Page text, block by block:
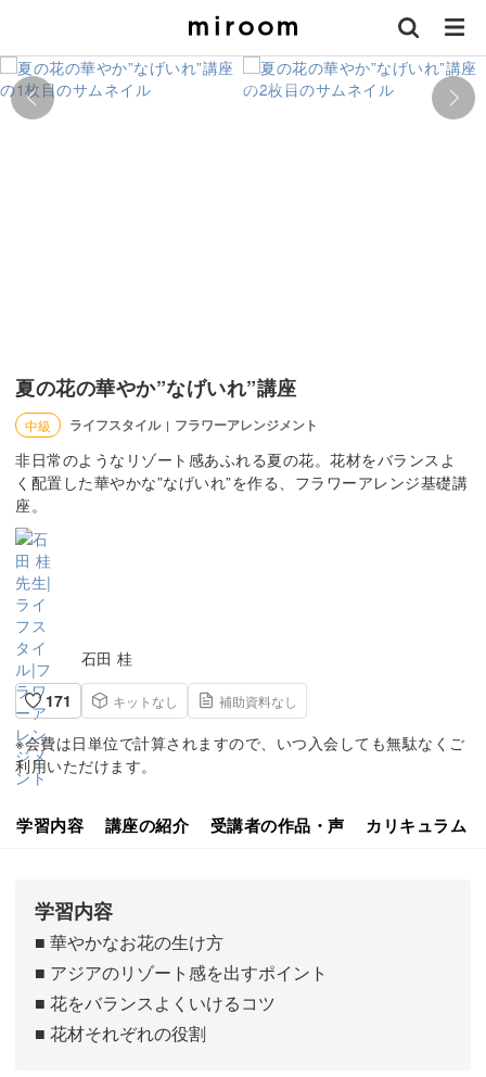
夏の花の華やか”なげいれ”講座
中級 ライフスタイル | フラワーアレンジメント
非日常のようなリゾート感あふれる夏の花。花材をバランスよ
く配置した華やかな”なげいれ”を作る、フラワーアレンジ基礎講
座。
石田 桂
171
キットなし 補助資料なし
※会費は日単位で計算されますので、いつ入会しても無駄なくご
利用いただけます。
学習内容 講座の紹介 受講者の作品・声 カリキュラム
学習内容
■ 華やかなお花の生け方
■ アジアのリゾート感を出すポイント
■ 花をバランスよくいけるコツ
■ 花材それぞれの役割